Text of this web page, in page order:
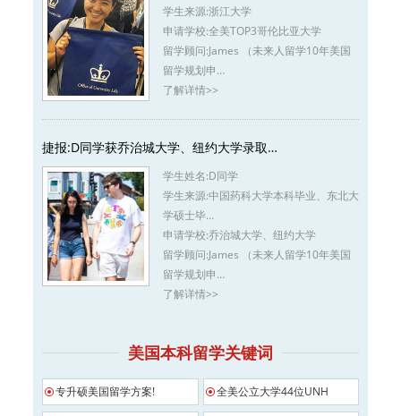
学生来源:浙江大学
申请学校:全美TOP3哥伦比亚大学
留学顾问:James （未来人留学10年美国
留学规划申…
了解详情>>
捷报:D同学获乔治城大学、纽约大学录取…
学生姓名:D同学
学生来源:中国药科大学本科毕业、东北大
学硕士毕…
申请学校:乔治城大学、纽约大学
留学顾问:James （未来人留学10年美国
留学规划申…
了解详情>>
美国本科留学关键词
专升硕美国留学方案! 全美公立大学44位UNH